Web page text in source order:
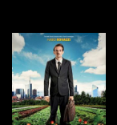
GUARDA IL TRAILER
VAI ALLA SCHEDA